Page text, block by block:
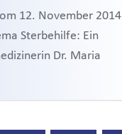
12. November 2014
Sterbehilfe: Ein
Dr. Maria